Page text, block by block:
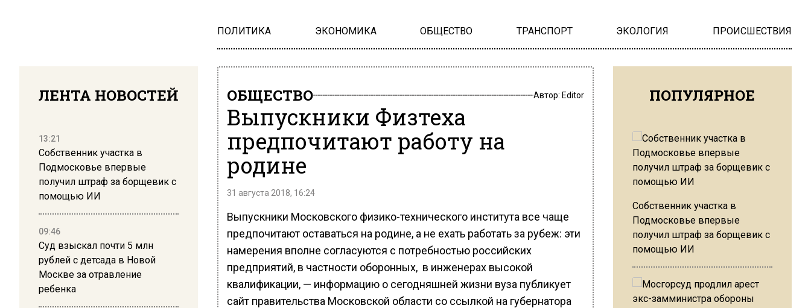
ПОЛИТИКА ЭКОНОМИКА ОБЩЕСТВО ТРАНСПОРТ ЭКОЛОГИЯ ПРОИСШЕСТВИЯ
ЛЕНТА НОВОСТЕЙ
13:21
Собственник участка в
Подмосковье впервые
получил штраф за борщевик с
помощью ИИ
09:46
Суд взыскал почти 5 млн
рублей с детсада в Новой
Москве за отравление
ребенка
ОБЩЕСТВО Автор: Editor
Выпускники Физтеха
предпочитают работу на
родине
31 августа 2018, 16:24
Выпускники Московского физико-технического института все чаще
предпочитают оставаться на родине, а не ехать работать за рубеж: эти
намерения вполне согласуются с потребностью российских
предприятий, в частности оборонных, в инженерах высокой
квалификации, — информацию о сегодняшней жизни вуза публикует
сайт правительства Московской области со ссылкой на губернатора
ПОПУЛЯРНОЕ
Собственник участка в
Подмосковье впервые
получил штраф за борщевик с
помощью ИИ